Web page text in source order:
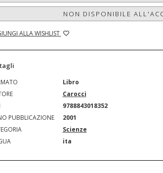
NON DISPONIBILE
ALLA WISHLIST
Libro
Carocci
9788843018352
PUBBLICAZIONE
2001
Scienze
ita